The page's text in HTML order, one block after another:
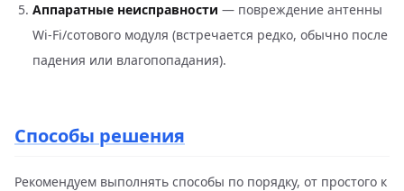
Аппаратные неисправности — повреждение антенны
Wi-Fi/сотового модуля (встречается редко, обычно после
падения или влагопопадания).
Способы решения
Рекомендуем выполнять способы по порядку, от простого к